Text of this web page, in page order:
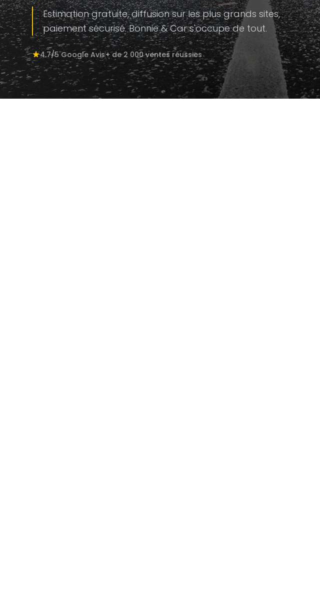
Estimation gratuite, diffusion sur les plus grands sites,
paiement sécurisé. Bonnie & Car s'occupe de tout.
4.7/5 Google Avis+ de 2 000 ventes réussies